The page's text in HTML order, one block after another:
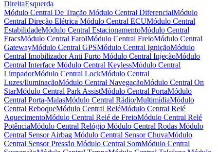
DireitaEsquerda
Módulo Central De Tração Módulo Central DiferencialMódulo
Central Direção Elétrica Módulo Central ECUMódulo Central
EstabilidadeMódulo Central EstacionamentoMódulo Central
EtacsMódulo Central FarolMódulo Central FreioMódulo Central
GatewayMódulo Central GPSMódulo Central IgniçãoMódulo
Central Imobilizador Anti Furto Módulo Central InjeçãoMódulo
Central Interface Módulo Central KeylessMódulo Central
LimpadorMódulo Central LockMódulo Central
Luzes/IluminaçãoMódulo Central NavegaçãoMódulo Central On
StarMódulo Central Park AssistMódulo Central PortaMódulo
Central Porta-MalasMódulo Central Rádio/MultimídiaMódulo
Central ReboqueMódulo Central ReléMódulo Central Relé
AquecimentoMódulo Central Relé de FreioMódulo Central Relé
PotênciaMódulo Central Relógio Módulo Central Rodas Módulo
Central Sensor Airbag Módulo Central Sensor ChuvaMódulo
Central Sensor Pressão Módulo Central SomMódulo Central